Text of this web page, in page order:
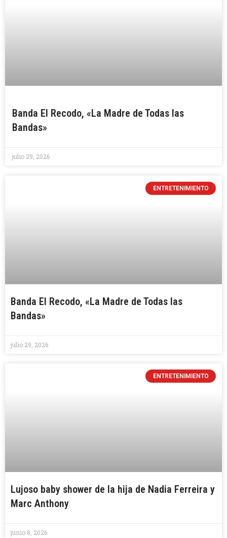
Banda El Recodo, «La Madre de Todas las
Bandas»
julio 29, 2026
ENTRETENIMIENTO
Banda El Recodo, «La Madre de Todas las
Bandas»
julio 29, 2026
ENTRETENIMIENTO
Lujoso baby shower de la hija de Nadia Ferreira y
Marc Anthony
junio 8, 2026